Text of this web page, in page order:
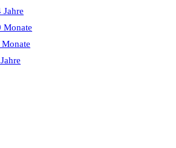
Jahre
Monate